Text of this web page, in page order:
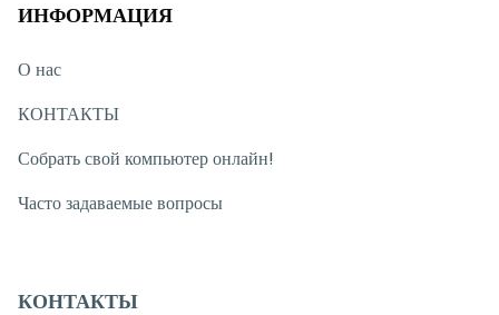
ИНФОРМАЦИЯ
О нас
КОНТАКТЫ
Собрать свой компьютер онлайн!
Часто задаваемые вопросы
КОНТАКТЫ